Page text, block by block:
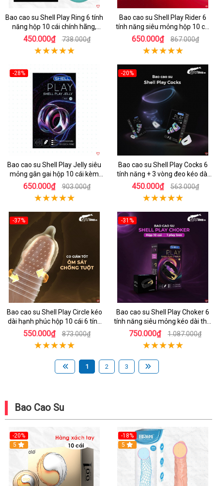
Bao cao su Shell Play Ring 6 tính
năng hộp 10 cái chính hãng,
tặng vòng keo kéo dài thời gian
450.000₫ 738.000₫
Bao cao su Shell Play Rider 6
tính năng siêu mỏng hộp 10 cái
tặng vòng kéo dài thời gian
650.000₫ 867.000₫
-28%
Bao cao su Shell Play Jelly siêu
mỏng gân gai hộp 10 cái kèm
vòng kéo dài
650.000₫ 903.000₫
-20%
Bao cao su Shell Play Cocks 6
tính năng + 3 vòng đeo kéo dài
cực bền
450.000₫ 563.000₫
-37%
Bao cao su Shell Play Circle kéo
dài hạnh phúc hộp 10 cái 6 tính
năng
550.000₫ 873.000₫
-31%
Hot
Bao cao su Shell Play Choker 6
tính năng siêu mỏng kéo dài thời
gian hộp 10
750.000₫ 1.087.000₫
1 2 3
Bao Cao Su
-20%
Hot
5
-18%
5